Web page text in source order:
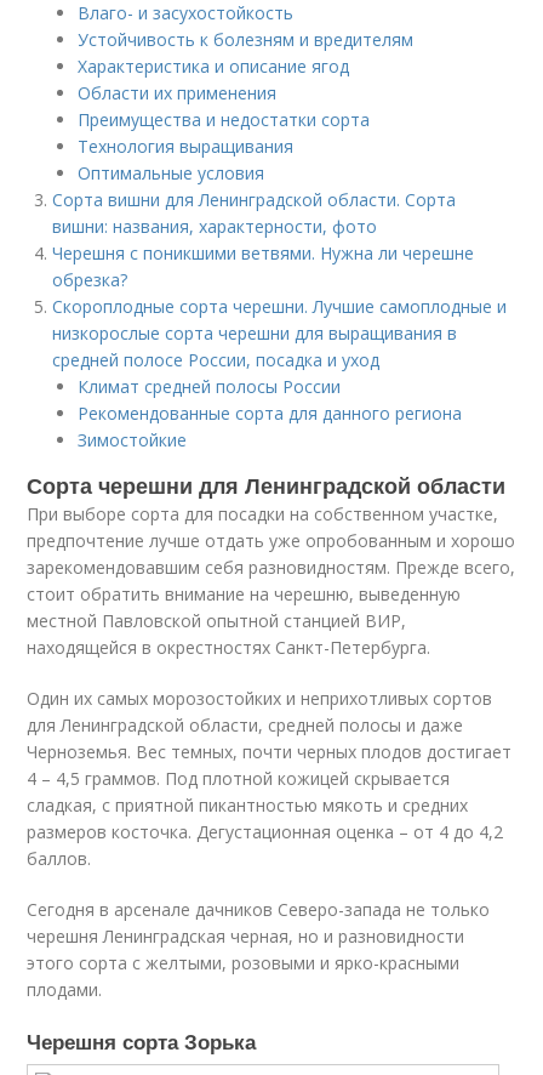
Влаго- и засухостойкость
Устойчивость к болезням и вредителям
Характеристика и описание ягод
Области их применения
Преимущества и недостатки сорта
Технология выращивания
Оптимальные условия
Сорта вишни для Ленинградской области. Сорта
вишни: названия, характерности, фото
Черешня с поникшими ветвями. Нужна ли черешне
обрезка?
Скороплодные сорта черешни. Лучшие самоплодные и
низкорослые сорта черешни для выращивания в
средней полосе России, посадка и уход
Климат средней полосы России
Рекомендованные сорта для данного региона
Зимостойкие
Сорта черешни для Ленинградской области
При выборе сорта для посадки на собственном участке,
предпочтение лучше отдать уже опробованным и хорошо
зарекомендовавшим себя разновидностям. Прежде всего,
стоит обратить внимание на черешню, выведенную
местной Павловской опытной станцией ВИР,
находящейся в окрестностях Санкт-Петербурга.
Один их самых морозостойких и неприхотливых сортов
для Ленинградской области, средней полосы и даже
Черноземья. Вес темных, почти черных плодов достигает
4 – 4,5 граммов. Под плотной кожицей скрывается
сладкая, с приятной пикантностью мякоть и средних
размеров косточка. Дегустационная оценка – от 4 до 4,2
баллов.
Сегодня в арсенале дачников Северо-запада не только
черешня Ленинградская черная, но и разновидности
этого сорта с желтыми, розовыми и ярко-красными
плодами.
Черешня сорта Зорька